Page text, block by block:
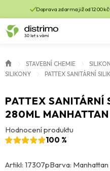
Doprava zdarma již od 1200
STAVEBNÍ CHEMIE
SILIKONY
PATTEX SANITÁRNÍ
PATTEX SANITÁRNÍ
280ML MANHATTAN
Hodnocení produktu
100 %
Artikl: 17307pBarva: Manhattan